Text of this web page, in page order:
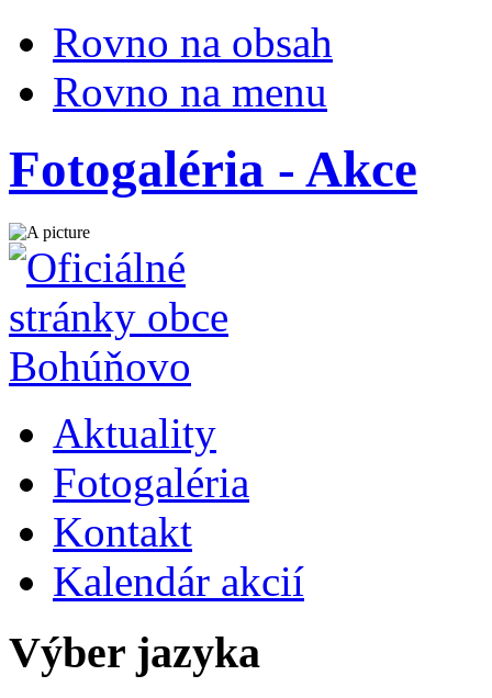
Rovno na obsah
Rovno na menu
Fotogaléria - Akce
Aktuality
Fotogaléria
Kontakt
Kalendár akcií
Výber jazyka